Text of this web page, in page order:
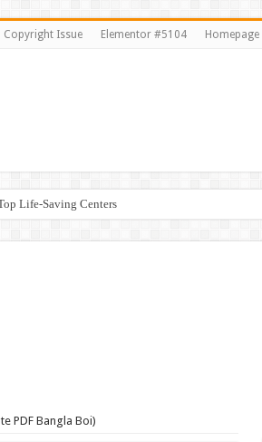
Copyright Issue Elementor #5104 Homepage
Life-Saving Centers
PDF Bangla Boi)